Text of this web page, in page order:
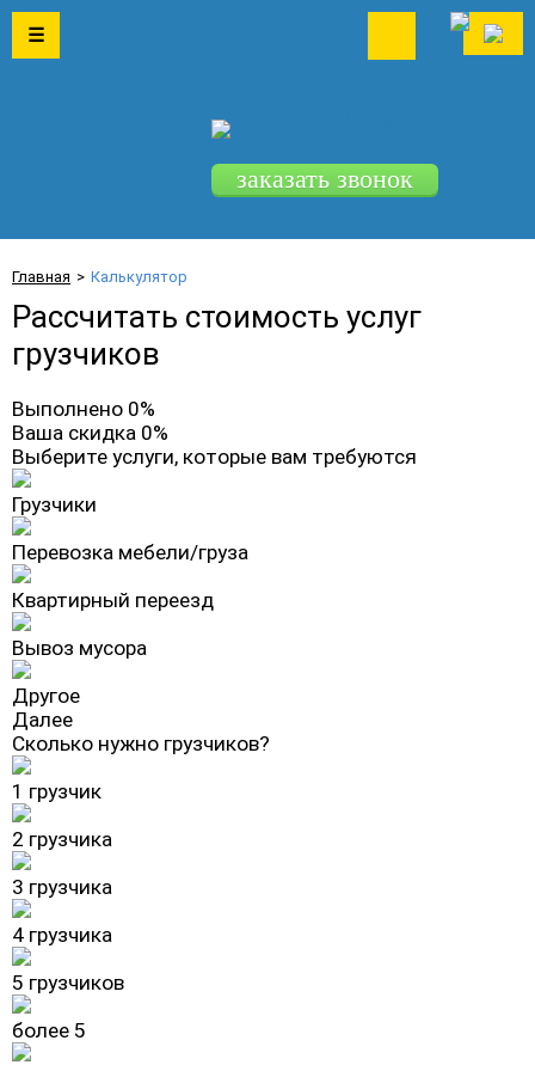
☰
заказать звонок
Главная Калькулятор
Рассчитать стоимость услуг
грузчиков
Выполнено 0%
Ваша скидка 0%
Выберите услуги, которые вам требуются
Грузчики
Перевозка мебели/груза
Квартирный переезд
Вывоз мусора
Другое
Далее
Сколько нужно грузчиков?
1 грузчик
2 грузчика
3 грузчика
4 грузчика
5 грузчиков
более 5